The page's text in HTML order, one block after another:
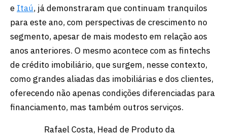
e Itaú, já demonstraram que continuam tranquilos
para este ano, com perspectivas de crescimento no
segmento, apesar de mais modesto em relação aos
anos anteriores. O mesmo acontece com as fintechs
de crédito imobiliário, que surgem, nesse contexto,
como grandes aliadas das imobiliárias e dos clientes,
oferecendo não apenas condições diferenciadas para
financiamento, mas também outros serviços.
Rafael Costa, Head de Produto da